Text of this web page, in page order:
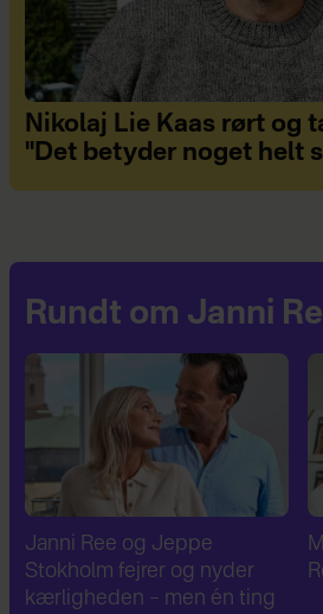
Nikolaj Lie Kaas rørt og
"Det betyder noget helt
Rundt om Janni
Janni Ree og Jeppe
Stokholm fejrer og nyder
kærligheden – men én ting